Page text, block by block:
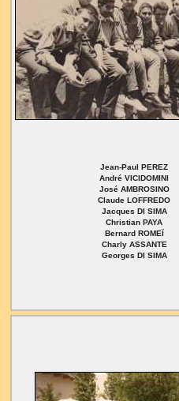
Jean-Paul PEREZ
André VICIDOMINI
José AMBROSINO
Claude LOFFREDO
Jacques DI SIMA
Christian PAYA
Bernard ROMEÏ
Charly ASSANTE
Georges DI SIMA